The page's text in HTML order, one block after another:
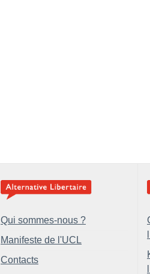
Qui sommes-nous ?
Manifeste de l'UCL
Contacts